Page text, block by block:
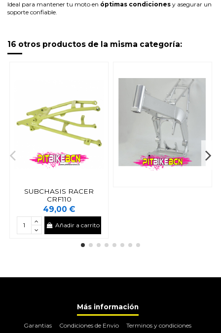
Ideal para mantener tu moto en óptimas condiciones y asegurar un
soporte confiable.
16 otros productos de la misma categoría:
SUBCHASIS RACER
CRF110
49,00 €
Añadir a carrito
Más información
Garantias Condiciones de Envio
Terminos y condiciones